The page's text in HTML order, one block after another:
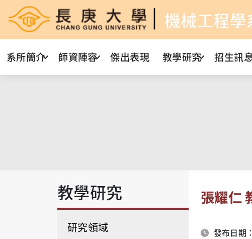
機械工程學
系所簡介 師資陣容 傑出表現 教學研究 招生訊
教學研究
研究領域
張耀仁
發布日期